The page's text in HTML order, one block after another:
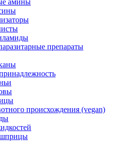
амины
препараты
происхождения (vegan)